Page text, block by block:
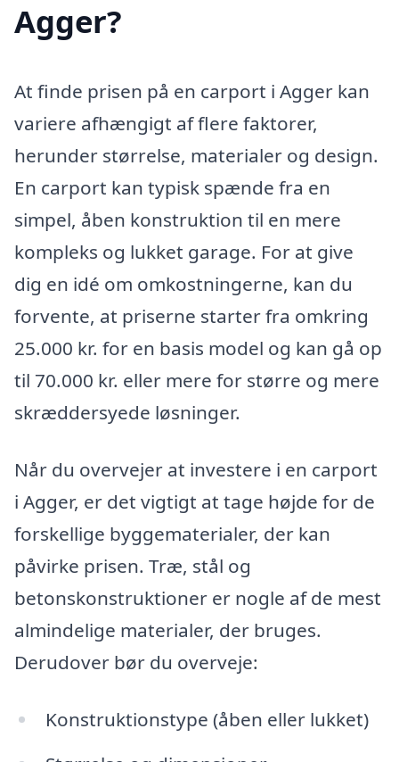
Agger?
At finde prisen på en carport i Agger kan
variere afhængigt af flere faktorer,
herunder størrelse, materialer og design.
En carport kan typisk spænde fra en
simpel, åben konstruktion til en mere
kompleks og lukket garage. For at give
dig en idé om omkostningerne, kan du
forvente, at priserne starter fra omkring
25.000 kr. for en basis model og kan gå op
til 70.000 kr. eller mere for større og mere
skræddersyede løsninger.
Når du overvejer at investere i en carport
i Agger, er det vigtigt at tage højde for de
forskellige byggematerialer, der kan
påvirke prisen. Træ, stål og
betonskonstruktioner er nogle af de mest
almindelige materialer, der bruges.
Derudover bør du overveje:
Konstruktionstype (åben eller lukket)